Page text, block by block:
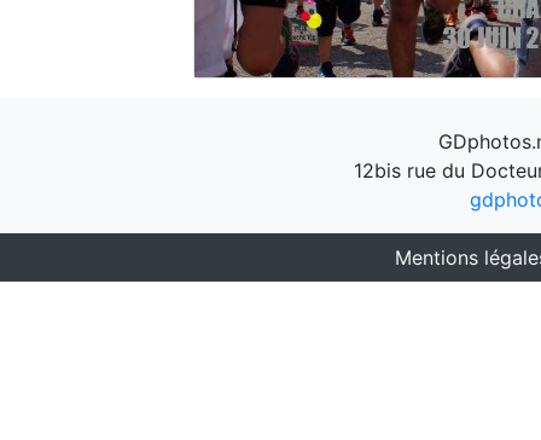
12bis rue du
Mentions